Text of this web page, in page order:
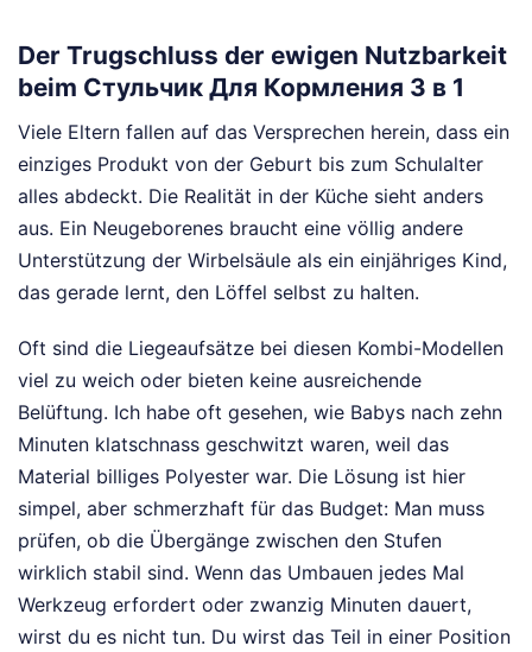
Der Trugschluss der ewigen Nutzbarkeit
beim Стульчик Для Кормления 3 в 1
Viele Eltern fallen auf das Versprechen herein, dass ein
einziges Produkt von der Geburt bis zum Schulalter
alles abdeckt. Die Realität in der Küche sieht anders
aus. Ein Neugeborenes braucht eine völlig andere
Unterstützung der Wirbelsäule als ein einjähriges Kind,
das gerade lernt, den Löffel selbst zu halten.
Oft sind die Liegeaufsätze bei diesen Kombi-Modellen
viel zu weich oder bieten keine ausreichende
Belüftung. Ich habe oft gesehen, wie Babys nach zehn
Minuten klatschnass geschwitzt waren, weil das
Material billiges Polyester war. Die Lösung ist hier
simpel, aber schmerzhaft für das Budget: Man muss
prüfen, ob die Übergänge zwischen den Stufen
wirklich stabil sind. Wenn das Umbauen jedes Mal
Werkzeug erfordert oder zwanzig Minuten dauert,
wirst du es nicht tun. Du wirst das Teil in einer Position